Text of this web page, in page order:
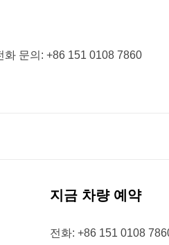
화 문의: +86 151 0108
지금 차량 예약
전화: +86 151 0108